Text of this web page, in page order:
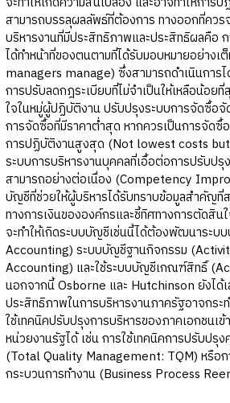
สามารถบรรลุผลลัพธ์ที่ต้องการ ทางออกที่ควร
บริหารงานที่มีประสิทธิภาพและประสิทธิผลคือ
ได้ทำหน้าที่ของตนตามที่ได้รับมอบหมายอย่าง
managers manage) ซึ่งสามารถดำเนินการ
การปรับลดกฎระเบียบที่ไม่จำเป็นให้เหลือน้อยที่
ใจในหมู่ผู้ปฏิบัติงาน ปรับปรุงระบบการจัดซื้อจั
การจัดซื้อที่มีราคาต่ำสุด หากควรเป็นการจัด
การปฏิบัติงานสูงสุด (Not lowest costs
ระบบการบริหารงานบุคคลที่เอื้อต่อการปรับป
สามารถอย่างต่อเนื่อง (Competency
บัญชีที่ช่วยให้ผู้บริหารได้รับทราบข้อมูลสำคัญที่
ทางการเงินขององค์กรและชี้ทิศทางการตัดสิน
จะทำให้เกิดระบบบัญชีเช่นนี้ได้ต้องพัฒนาระ
Accounting) ระบบบัญชีฐานกิจกรรม
Accounting) และใช้ระบบบัญชีเกณฑ์สิทธิ์
นอกจากนี้ Osborne และ Hutchinson ยังได้
ประสิทธิภาพในการบริหารงานภาครัฐอาจกระ
ใช้เทคนิคปรับปรุงการบริหารของภาคเอกชนเ
หน่วยงานรัฐได้ เช่น การใช้เทคนิคการปรับป
(Total Quality Management: TQM) หรือ
กระบวนการทำงาน (Business Process